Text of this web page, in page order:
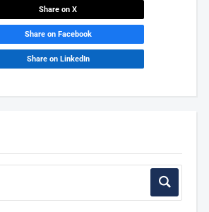
Share on X
Share on Facebook
Share on LinkedIn